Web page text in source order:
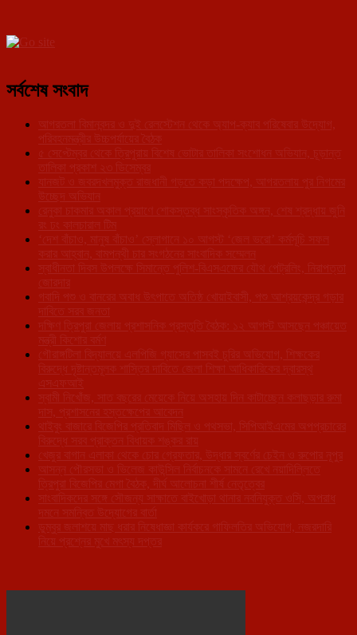
সর্বশেষ সংবাদ
আগরতলা বিমানবন্দর ও দুই রেলস্টেশন থেকে অ্যাপ-ক্যাব পরিষেবার উদ্যোগ,
পরিবহনমন্ত্রীর উচ্চপর্যায়ের বৈঠক
৫ সেপ্টেম্বর থেকে ত্রিপুরায় বিশেষ ভোটার তালিকা সংশোধন অভিযান, চূড়ান্ত
তালিকা প্রকাশ ২৩ ডিসেম্বর
যানজট ও জবরদখলমুক্ত রাজধানী গড়তে কড়া পদক্ষেপ, আগরতলায় পুর নিগমের
উচ্ছেদ অভিযান
রেনুকা চাকমার অকাল প্রয়াণে শোকস্তব্ধ সাংস্কৃতিক অঙ্গন, শেষ শ্রদ্ধায় জুনি
রং ঢং কালচারাল টিম
‘দেশ বাঁচাও, মানুষ বাঁচাও’ স্লোগানে ১০ আগস্ট ‘জেল ভরো’ কর্মসূচি সফল
করার আহ্বান, বামপন্থী চার সংগঠনের সাংবাদিক সম্মেলন
স্বাধীনতা দিবস উপলক্ষে সিমান্তে পুলিশ-বিএসএফের যৌথ পেট্রলিং, নিরাপত্তা
জোরদার
গবাদি পশু ও বানরের অবাধ উৎপাতে অতিষ্ঠ খোয়াইবাসী, পশু আশ্রয়কেন্দ্র গড়ার
দাবিতে সরব জনতা
দক্ষিণ ত্রিপুরা জেলায় প্রশাসনিক প্রস্তুতি বৈঠক: ১২ আগস্ট আসছেন পঞ্চায়েত
মন্ত্রী কিশোর বর্মণ
গৌরাঙ্গটিলা বিদ্যালয়ে এলপিজি গ্যাসের পাসবই চুরির অভিযোগ, শিক্ষকের
বিরুদ্ধে দৃষ্টান্তমূলক শাস্তির দাবিতে জেলা শিক্ষা আধিকারিকের দ্বারস্থ
এসএফআই
স্বামী নিখোঁজ, সাত বছরের মেয়েকে নিয়ে অসহায় দিন কাটাচ্ছেন কলাছড়ার রুমা
দাস, প্রশাসনের হস্তক্ষেপের আবেদন
থাইবুং বাজারে বিজেপির প্রতিবাদ মিছিল ও পথসভা, সিপিআইএমের অপপ্রচারের
বিরুদ্ধে সরব প্রাক্তন বিধায়ক শঙ্কর রায়
খেজুর বাগান এলাকা থেকে চোর গ্রেফতার, উদ্ধার স্বর্ণের চেইন ও রুপোর নূপুর
আসন্ন পৌরসভা ও ভিলেজ কাউন্সিল নির্বাচনকে সামনে রেখে নয়াদিল্লিতে
ত্রিপুরা বিজেপির মেগা বৈঠক, দীর্ঘ আলোচনা শীর্ষ নেতৃত্বের
সাংবাদিকদের সঙ্গে সৌজন্য সাক্ষাতে বাইখোড়া থানার নবনিযুক্ত ওসি, অপরাধ
দমনে সমন্বিত উদ্যোগের বার্তা
ডুম্বুর জলাশয়ে মাছ ধরার নিষেধাজ্ঞা কার্যকরে গাফিলতির অভিযোগ, নজরদারি
নিয়ে প্রশ্নের মুখে মৎস্য দপ্তর